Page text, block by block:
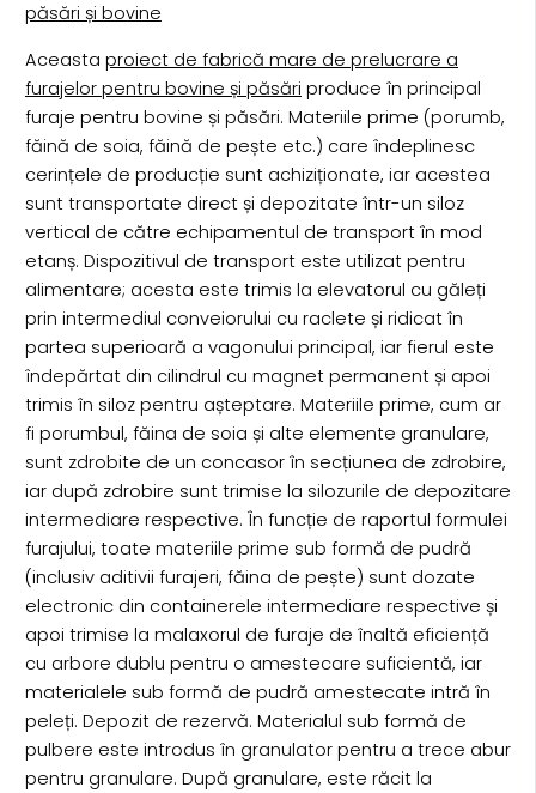
păsări și bovine
Aceasta proiect de fabrică mare de prelucrare a
furajelor pentru bovine și păsări produce în principal
furaje pentru bovine și păsări. Materiile prime (porumb,
făină de soia, făină de pește etc.) care îndeplinesc
cerințele de producție sunt achiziționate, iar acestea
sunt transportate direct și depozitate într-un siloz
vertical de către echipamentul de transport în mod
etanș. Dispozitivul de transport este utilizat pentru
alimentare; acesta este trimis la elevatorul cu găleți
prin intermediul conveiorului cu raclete și ridicat în
partea superioară a vagonului principal, iar fierul este
îndepărtat din cilindrul cu magnet permanent și apoi
trimis în siloz pentru așteptare. Materiile prime, cum ar
fi porumbul, făina de soia și alte elemente granulare,
sunt zdrobite de un concasor în secțiunea de zdrobire,
iar după zdrobire sunt trimise la silozurile de depozitare
intermediare respective. În funcție de raportul formulei
furajului, toate materiile prime sub formă de pudră
(inclusiv aditivii furajeri, făina de pește) sunt dozate
electronic din containerele intermediare respective și
apoi trimise la malaxorul de furaje de înaltă eficiență
cu arbore dublu pentru o amestecare suficientă, iar
materialele sub formă de pudră amestecate intră în
peleți. Depozit de rezervă. Materialul sub formă de
pulbere este introdus în granulator pentru a trece abur
pentru granulare. După granulare, este răcit la